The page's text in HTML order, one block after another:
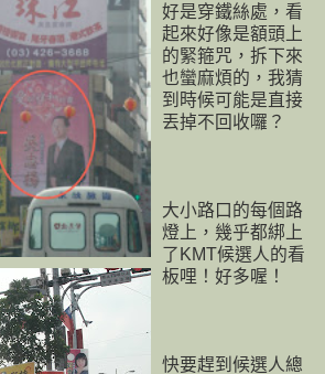
好是穿鐵絲處，看
起來好像是額頭上
的緊箍咒，拆下來
也蠻麻煩的，我猜
到時候可能是直接
丟掉不回收囉？
大小路口的每個路
燈上，幾乎都綁上
了KMT候選人的看
板哩！好多喔！
快要趕到候選人總